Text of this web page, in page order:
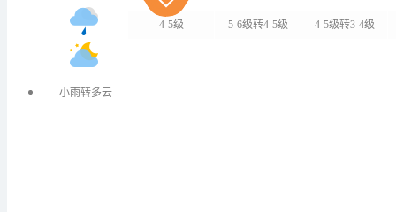
4-5级 5-6级转4-5级 4-5级转3-4级
小雨转多云